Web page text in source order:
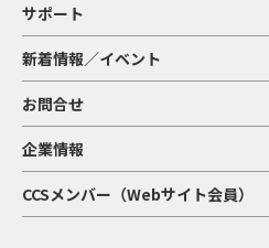
サポート
新着情報／イベント
お問合せ
企業情報
CCSメンバー（Webサイト会員）